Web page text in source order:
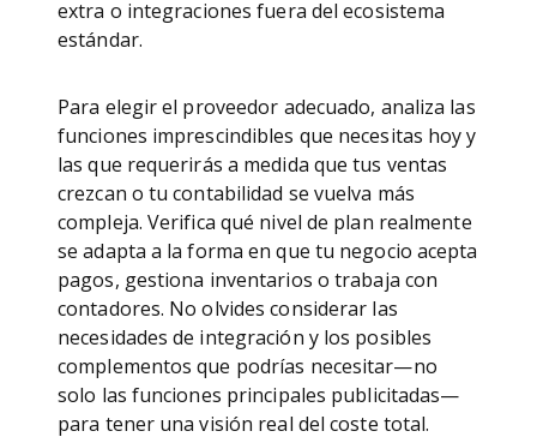
extra o integraciones fuera del ecosistema
estándar.
Para elegir el proveedor adecuado, analiza las
funciones imprescindibles que necesitas hoy y
las que requerirás a medida que tus ventas
crezcan o tu contabilidad se vuelva más
compleja. Verifica qué nivel de plan realmente
se adapta a la forma en que tu negocio acepta
pagos, gestiona inventarios o trabaja con
contadores. No olvides considerar las
necesidades de integración y los posibles
complementos que podrías necesitar—no
solo las funciones principales publicitadas—
para tener una visión real del coste total.